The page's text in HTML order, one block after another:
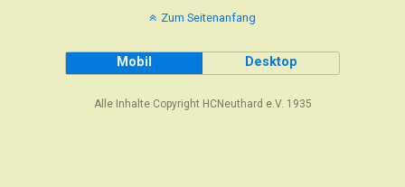
Zum Seitenanfang
Mobil Desktop
Alle Inhalte Copyright HCNeuthard e.V. 1935